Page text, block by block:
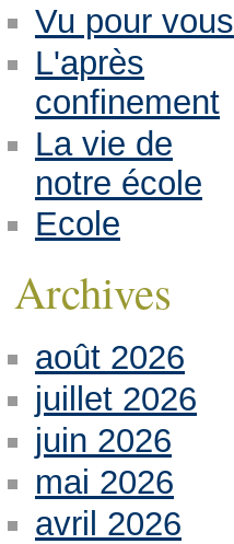
Vu pour vous
L'après
confinement
La vie de
notre école
Ecole
Archives
août 2026
juillet 2026
juin 2026
mai 2026
avril 2026